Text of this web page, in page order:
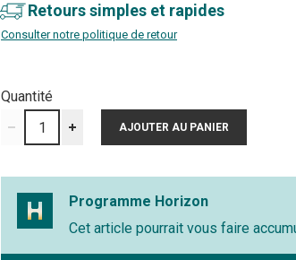
Retours simples et rapides
Consulter notre politique de retour
Quantité
Programme Horizon
Cet article pourrait vous faire